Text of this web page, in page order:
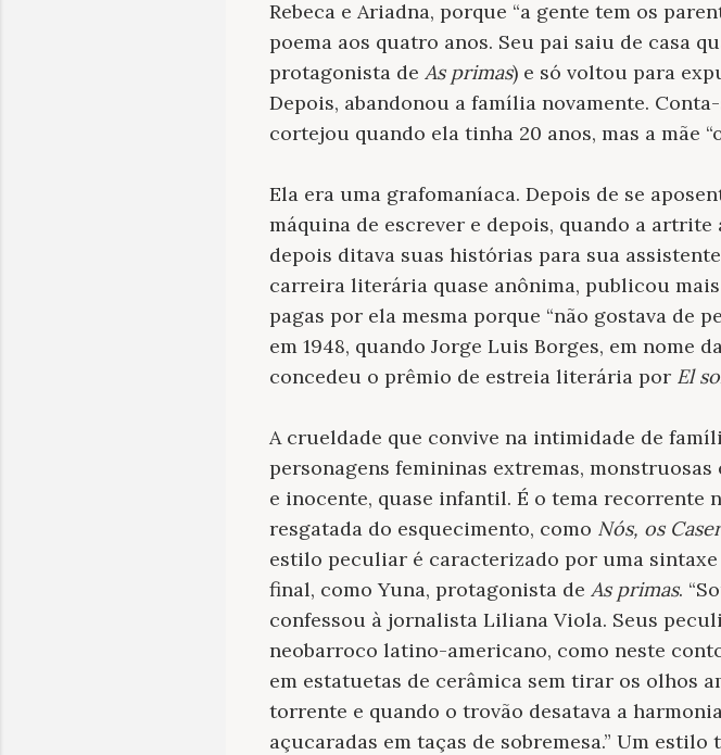
Rebeca e Ariadna, porque “a gente tem os
poema aos quatro anos. Seu pai saiu de casa
protagonista de As primas) e só voltou para
Depois, abandonou a família novamente.
cortejou quando ela tinha 20 anos, mas a mãe
Ela era uma grafomaníaca. Depois de se
máquina de escrever e depois, quando a
depois ditava suas histórias para sua
carreira literária quase anônima, publicou
pagas por ela mesma porque “não gostava de
em 1948, quando Jorge Luis Borges, em nome
concedeu o prêmio de estreia literária por El
A crueldade que convive na intimidade de
personagens femininas extremas,
e inocente, quase infantil. É o tema recorrente
resgatada do esquecimento, como Nós, os
estilo peculiar é caracterizado por uma
final, como Yuna, protagonista de As primas.
confessou à jornalista Liliana Viola. Seus
neobarroco latino-americano, como neste
em estatuetas de cerâmica sem tirar os olhos
torrente e quando o trovão desatava a
açucaradas em taças de sobremesa.” Um